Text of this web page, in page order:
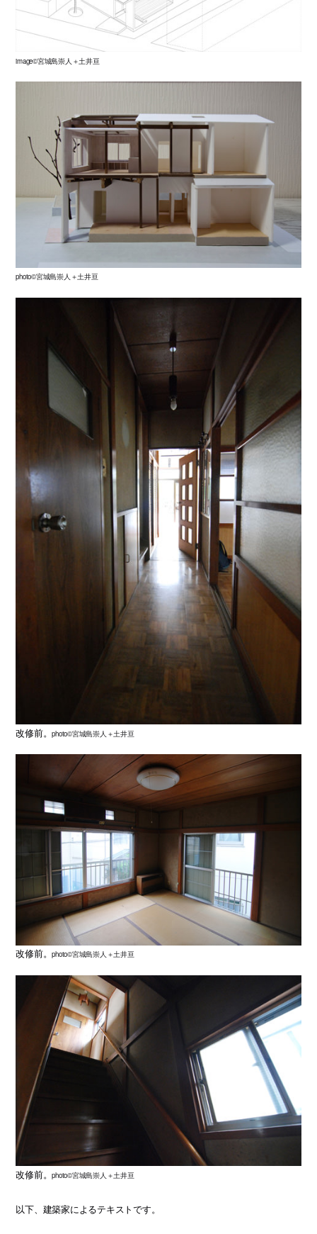
image©宮城島崇人＋土井亘
photo©宮城島崇人＋土井亘
改修前。photo©宮城島崇人＋土井亘
改修前。photo©宮城島崇人＋土井亘
改修前。photo©宮城島崇人＋土井亘
以下、建築家によるテキストです。